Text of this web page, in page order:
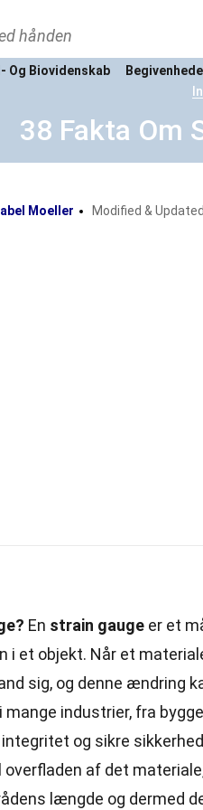
hånden
Og Biovidenskab
38 Fakta Om
Moeller Modified &
En strain gauge er et
i et objekt. Når et
sig, og denne ændring
mange industrier, fra
og sikre
af det
længde og dermed